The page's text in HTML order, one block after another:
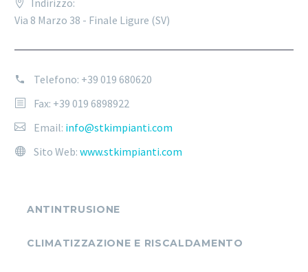
Indirizzo:
Via 8 Marzo 38 - Finale Ligure (SV)
Telefono: +39 019 680620
Fax: +39 019 6898922
Email: info@stkimpianti.com
Sito Web: www.stkimpianti.com
ANTINTRUSIONE
CLIMATIZZAZIONE E RISCALDAMENTO